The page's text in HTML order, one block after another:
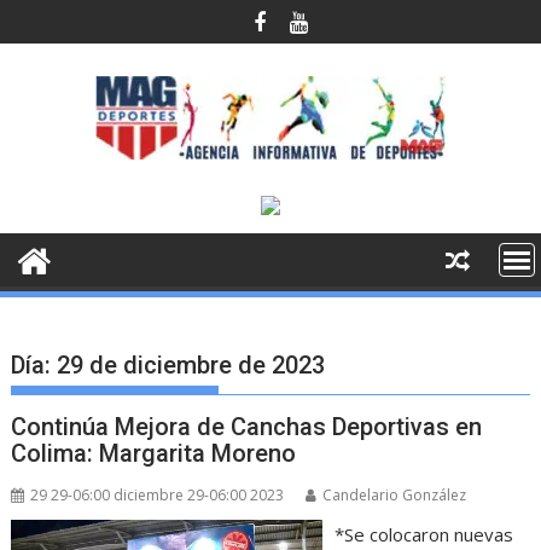
al
Día: 29 de diciembre de 2023
Continúa Mejora de Canchas Deportivas en
Colima: Margarita Moreno
29 29-06:00 diciembre 29-06:00 2023 Candelario González
*Se colocaron nuevas